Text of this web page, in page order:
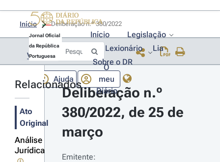
Jornal Oficial
da República
Portuguesa
Início
Legislação
Lexionário
Lia
Sobre o DR
Ajuda
O
meu
Diário
Início
Voltar
Relacionados
Ato
Original
Análise
Jurídica
Deliberação n.º
380/2022, de 25 de
março
Emitente: